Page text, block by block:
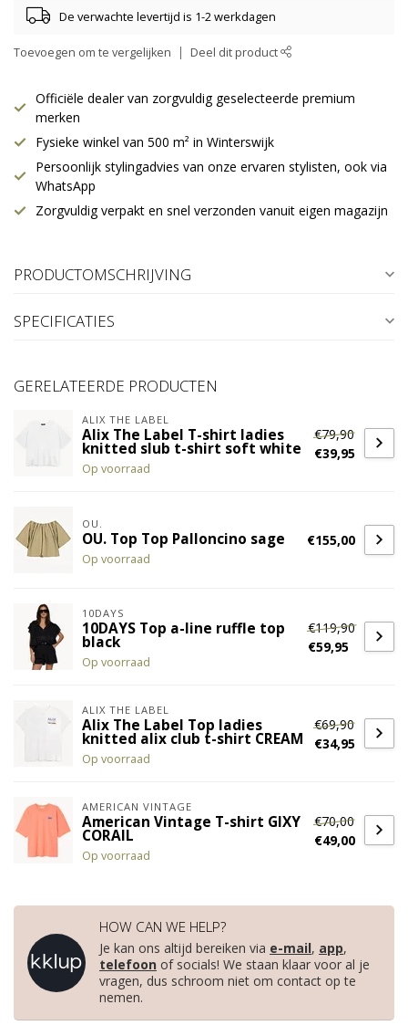
De verwachte levertijd is 1-2 werkdagen
Toevoegen om te vergelijken Deel dit product
Officiële dealer van zorgvuldig geselecteerde premium
merken
Fysieke winkel van 500 m² in Winterswijk
Persoonlijk stylingadvies van onze ervaren stylisten, ook via
WhatsApp
Zorgvuldig verpakt en snel verzonden vanuit eigen magazijn
PRODUCTOMSCHRIJVING
SPECIFICATIES
GERELATEERDE PRODUCTEN
ALIX THE LABEL
Alix The Label T-shirt ladies
knitted slub t-shirt soft white
Op voorraad
€79,90
€39,95
OU.
OU. Top Top Palloncino sage
Op voorraad
€155,00
10DAYS
10DAYS Top a-line ruffle top
black
Op voorraad
€119,90
€59,95
ALIX THE LABEL
Alix The Label Top ladies
knitted alix club t-shirt CREAM
Op voorraad
€69,90
€34,95
AMERICAN VINTAGE
American Vintage T-shirt GIXY
CORAIL
Op voorraad
€70,00
€49,00
HOW CAN WE HELP?
Je kan ons altijd bereiken via e-mail, app,
telefoon of socials! We staan klaar voor al je
vragen, dus schroom niet om contact op te
nemen.